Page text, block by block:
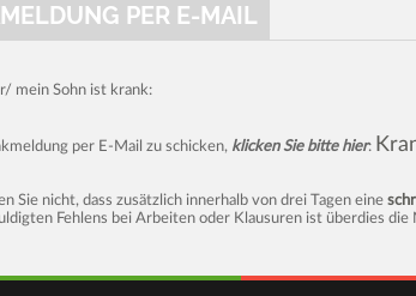
PER E-MAIL
mein Sohn ist krank:
per E-Mail zu schicken, klicken Sie bitte hier:
Sie nicht, dass zusätzlich innerhalb von drei Tagen eine
Fehlens bei Arbeiten oder Klausuren ist überdies